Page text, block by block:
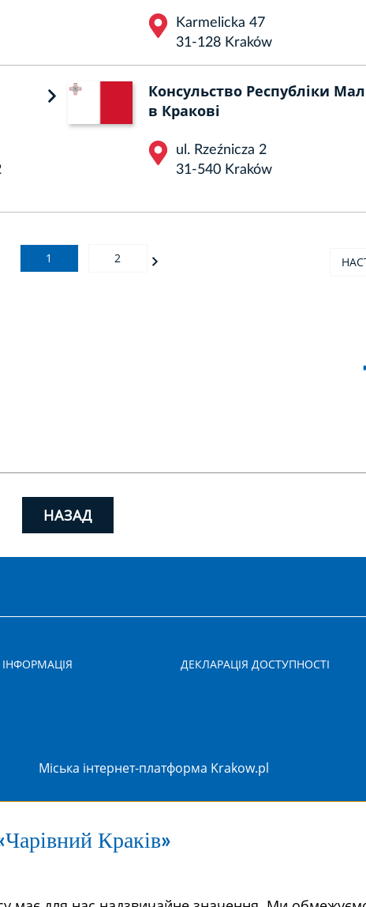
Karmelicka 47
31-128 Kraków
Консульство Республіки
в Кракові
ul. Rzeźnicza 2
31-540 Kraków
1 2
НАЗАД
ДЕКЛАРАЦІЯ ДОСТУПНОСТІ
Міська інтернет-платформа Krakow.pl
Краків»